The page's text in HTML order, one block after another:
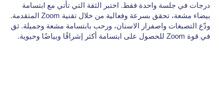
درجات في جلسة واحدة فقط. اختبر الثقة التي تأتي مع ابتسامة
بيضاء مشعة، تحقق بسرعة وفعالية من خلال تقنية Zoom المتقدمة.
ودّع التصبغات واصفرار الاسنان، ورحب بابتسامة مشعة وجميلة. ثق
في قوة Zoom للحصول على ابتسامة أكثر إشراقًا وبياضًا وحيوية.